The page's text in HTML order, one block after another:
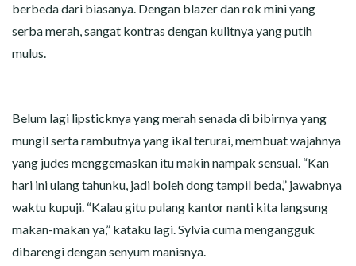
berbeda dari biasanya. Dengan blazer dan rok mini yang
serba merah, sangat kontras dengan kulitnya yang putih
mulus.
Belum lagi lipsticknya yang merah senada di bibirnya yang
mungil serta rambutnya yang ikal terurai, membuat wajahnya
yang judes menggemaskan itu makin nampak sensual. “Kan
hari ini ulang tahunku, jadi boleh dong tampil beda,” jawabnya
waktu kupuji. “Kalau gitu pulang kantor nanti kita langsung
makan-makan ya,” kataku lagi. Sylvia cuma mengangguk
dibarengi dengan senyum manisnya.
CERITA NAKAL
CERITA SEMPROT
CERITA ANAK TIRI
CERITA TANTE SEXY
CERITA ISTRI SELINGKUH